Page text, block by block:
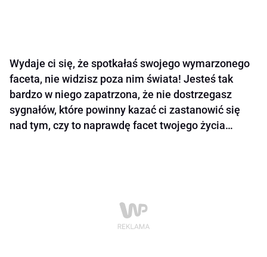
Wydaje ci się, że spotkałaś swojego wymarzonego
faceta, nie widzisz poza nim świata! Jesteś tak
bardzo w niego zapatrzona, że nie dostrzegasz
sygnałów, które powinny kazać ci zastanowić się
nad tym, czy to naprawdę facet twojego życia…